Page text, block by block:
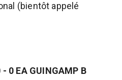
(bientôt appelé
- 0 EA GUINGAMP B